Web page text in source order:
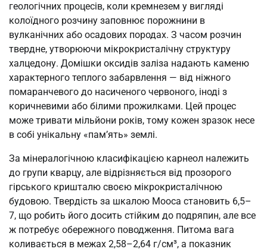
геологічних процесів, коли кремнезем у вигляді
колоїдного розчину заповнює порожнини в
вулканічних або осадових породах. З часом розчин
твердне, утворюючи мікрокристалічну структуру
халцедону. Домішки оксидів заліза надають каменю
характерного теплого забарвлення — від ніжного
помаранчевого до насиченого червоного, іноді з
коричневими або білими прожилками. Цей процес
може тривати мільйони років, тому кожен зразок несе
в собі унікальну «пам’ять» землі.
За мінералогічною класифікацією карнеол належить
до групи кварцу, але відрізняється від прозорого
гірського кришталю своєю мікрокристалічною
будовою. Твердість за шкалою Мооса становить 6,5–
7, що робить його досить стійким до подряпин, але все
ж потребує обережного поводження. Питома вага
коливається в межах 2,58–2,64 г/см³, а показник